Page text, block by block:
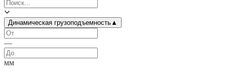
Динамическая грузоподъемность▲
—
мм